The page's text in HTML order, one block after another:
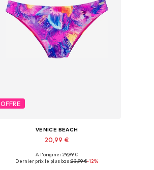
OFFRE
VENICE BEACH
20,99 €
Tailles disponibles: XS, S, M, L, XL, XXL
À l'origine : 29,99 €
Dernier prix le plus bas :23,99 €-12%